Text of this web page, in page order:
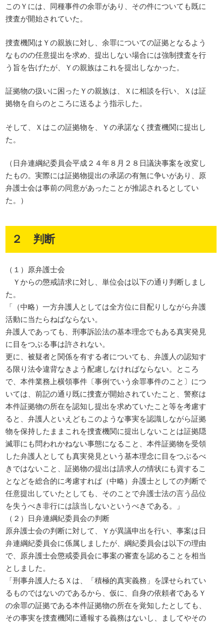
このＹには、同種事件の余罪があり、その件についても既に
捜査が開始されていた。
捜査機関はＹの親族に対し、余罪についての証拠となるよう
なものの任意提出を求め、提出しない場合には強制捜査を行
う旨を告げたが、Ｙの親族はこれを提出しなかった。
証拠物の扱いに困ったＹの親族は、Ｘに相談を行い、Ｘは証
拠物を自らのところに送るよう指示した。
そして、Ｘはこの証拠物を、Ｙの承諾なく捜査機関に提出し
た。
（日弁連綱紀委員会平成２４年８月２８日議決事案を改変し
たもの。実際には証拠物提出の承諾の有無に争いがあり、原
弁護士会は事前の同意があったことが推認されるとしてい
た。）
２ 判断
（１）原弁護士会
Ｙからの懲戒請求に対し、単位会は以下の通り判断しまし
た。
「（中略）一方弁護人としては全方位に目配りしながら弁護
活動に当たらねばならない。
弁護人であっても、刑事訴訟法の基本理念でもある真実発見
に目をつぶる事は許されない。
更に、被疑者と関係を有する者についても、弁護人の認知す
る限り法令違背なきよう配慮しなければならない。ところ
で、本件業務上横領事件〔事例でいう余罪事件のこと〕につ
いては、前記の通り既に捜査が開始されていたこと、警察は
本件証拠物の所在を認知し提出を求めていたこと等を考慮す
ると、弁護人といえどもこのような事実を認識しながら証拠
物を保持したままこれを捜査機関に提出しないことは証拠隠
滅罪にも問われかねない事態になること、本件証拠物を受領
した弁護人としても真実発見という基本理念に目をつぶるべ
きではないこと、証拠物の提出は請求人の情状にも資するこ
となどを総合的に考慮すれば（中略）弁護士としての判断で
任意提出していたとしても、そのことで弁護士法の言う品位
を失うべき非行には該当しないというべきである。」
（２）日弁連綱紀委員会の判断
原弁護士会の判断に対して、Ｙが異議申出を行い、事案は日
弁連綱紀委員会に係属しましたが、綱紀委員会は以下の理由
で、原弁護士会懲戒委員会に事案の審査を認めることを相当
としました。
「刑事弁護人たるＸは、「積極的真実義務」を課せられてい
るものではないのであるから、仮に、自身の依頼者であるＹ
の余罪の証拠である本件証拠物の所在を覚知したとしても、
その事実を捜査機関に通報する義務はないし、ましてやその